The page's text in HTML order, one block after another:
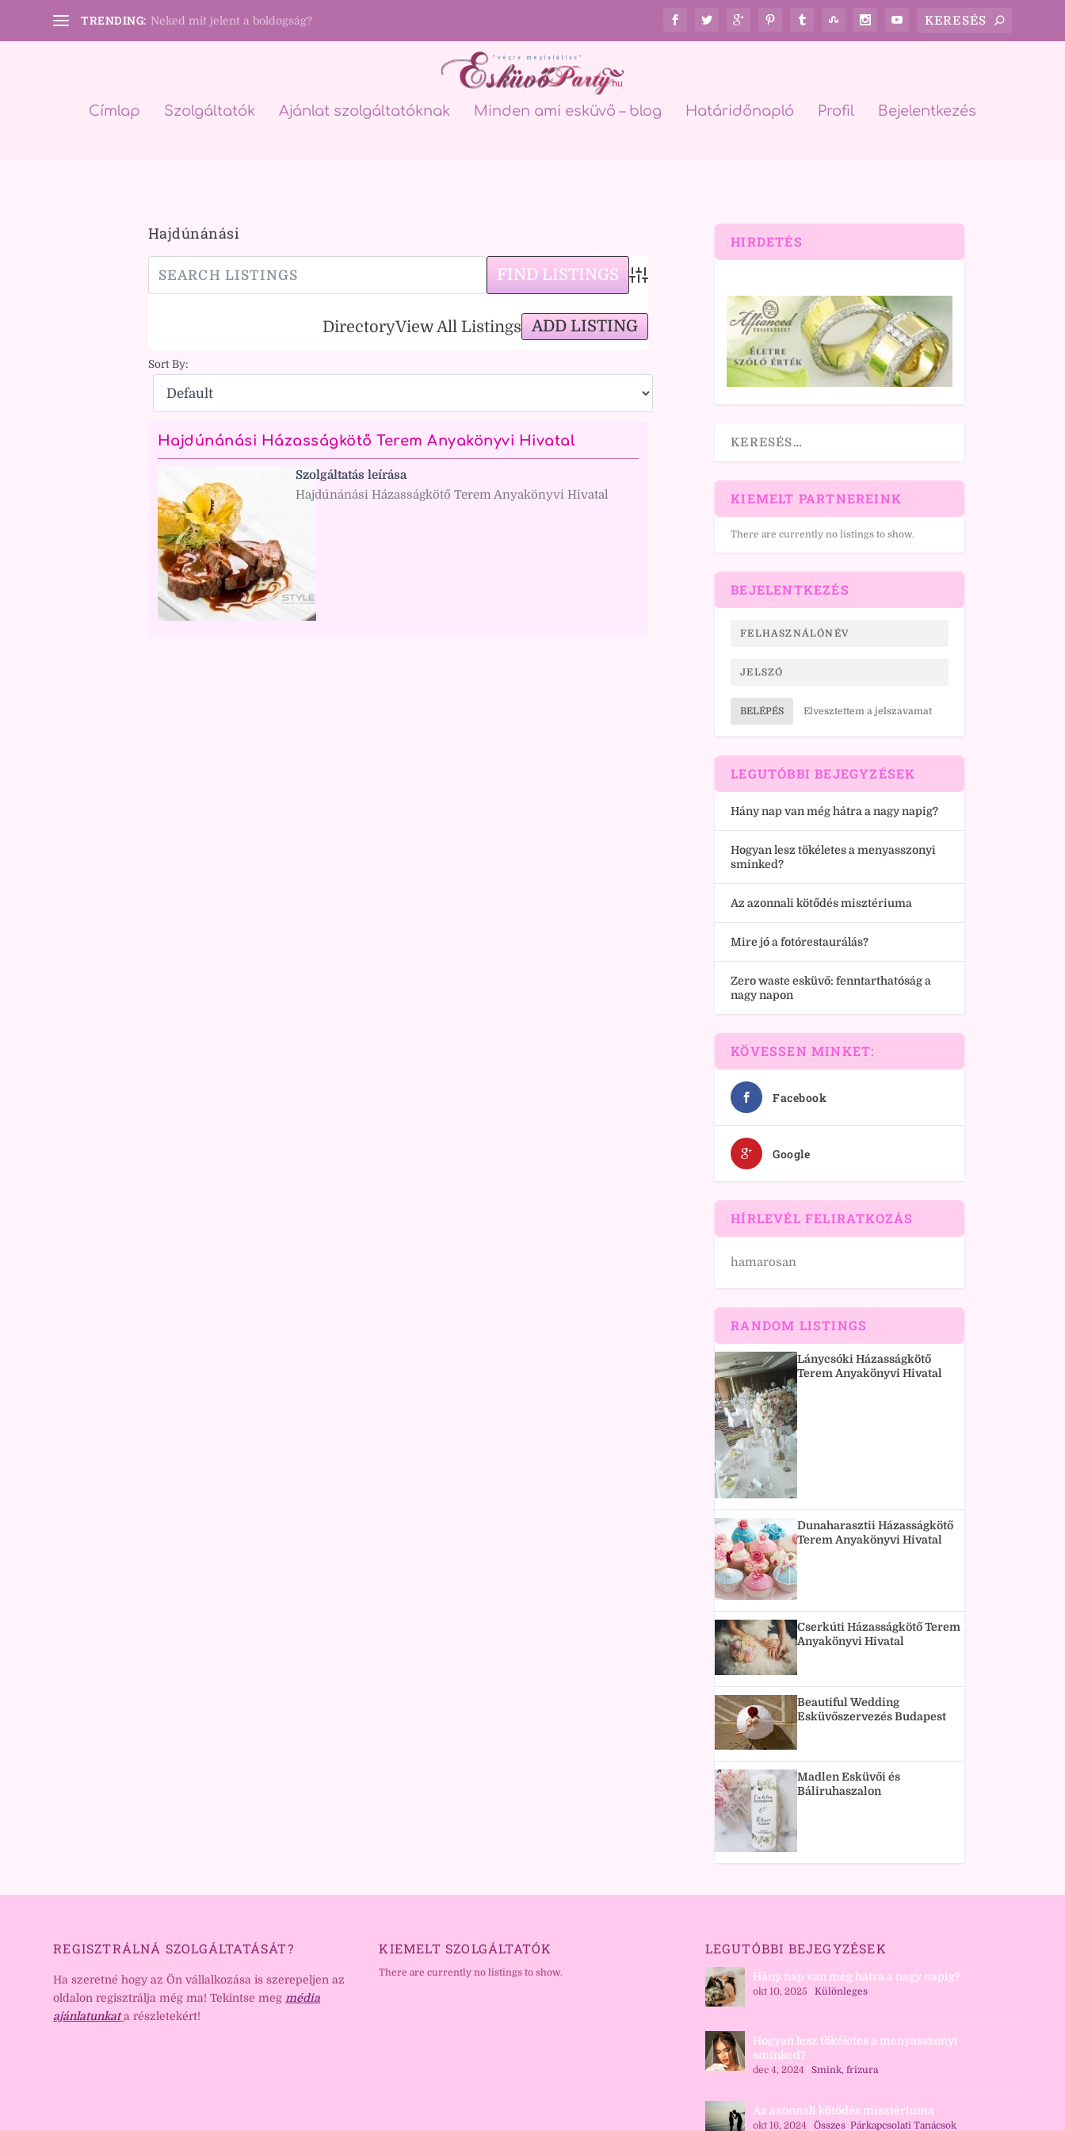
TRENDING: Neked mit jelent a boldogság?
Címlap Szolgáltatók Ajánlat szolgáltatóknak Minden ami esküvő – blog Határidőnapló Profil Bejelentkezés
Hajdúnánási
Advanced Search
DirectoryView All Listings ADD LISTING
Sort By:
Hajdúnánási Házasságkötő Terem Anyakönyvi Hivatal
Szolgáltatás leírása
Hajdúnánási Házasságkötő Terem Anyakönyvi Hivatal
HIRDETÉS
KIEMELT PARTNEREINK
There are currently no listings to show.
BEJELENTKEZÉS
BELÉPÉS Elvesztettem a jelszavamat
LEGUTÓBBI BEJEGYZÉSEK
Hány nap van még hátra a nagy napig?
Hogyan lesz tökéletes a menyasszonyi
sminked?
Az azonnali kötődés misztériuma
Mire jó a fotórestaurálás?
Zero waste esküvő: fenntarthatóság a
nagy napon
KÖVESSEN MINKET:
Facebook
Google
HÍRLEVÉL FELIRATKOZÁS
hamarosan
RANDOM LISTINGS
Lánycsóki Házasságkötő
Terem Anyakönyvi Hivatal
Dunaharasztii Házasságkötő
Terem Anyakönyvi Hivatal
Cserkúti Házasságkötő Terem
Anyakönyvi Hivatal
Beautiful Wedding
Esküvőszervezés Budapest
Madlen Esküvői és
Báliruhaszalon
REGISZTRÁLNÁ SZOLGÁLTATÁSÁT?
Ha szeretné hogy az Ön vállalkozása is szerepeljen az
oldalon regisztrálja még ma! Tekintse megmédia
ajánlatunkat a részletekért!
KIEMELT SZOLGÁLTATÓK
There are currently no listings to show.
LEGUTÓBBI BEJEGYZÉSEK
Hány nap van még hátra a nagy napig?
okt 10, 2025 Különleges
Hogyan lesz tökéletes a menyasszonyi
sminked?
dec 4, 2024 Smink, frizura
Az azonnali kötődés misztériuma
okt 16, 2024 Összes, Párkapcsolati Tanácsok